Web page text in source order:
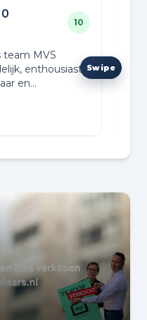
10
team MVS
enthousiast,
en
op je af als je
prettig en